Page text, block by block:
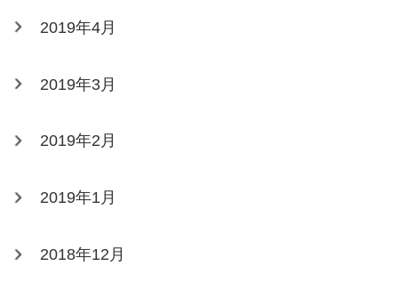
2019年4月
2019年3月
2019年2月
2019年1月
2018年12月